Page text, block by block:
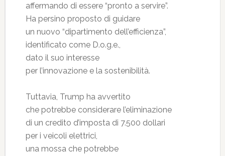
affermando di essere “pronto a servire”.
Ha persino proposto di guidare
un nuovo “dipartimento dell’efficienza”,
identificato come D.o.g.e.,
dato il suo interesse
per l’innovazione e la sostenibilità.
Tuttavia, Trump ha avvertito
che potrebbe considerare l’eliminazione
di un credito d’imposta di 7.500 dollari
per i veicoli elettrici,
una mossa che potrebbe